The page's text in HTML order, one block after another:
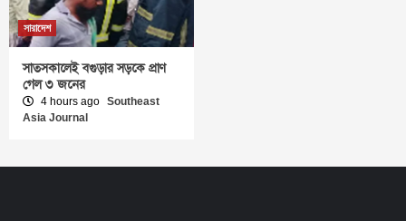
সারাদেশ
সাতসকালেই বগুড়ার সড়কে প্রাণ
গেল ৩ জনের
4 hours ago Southeast
Asia Journal